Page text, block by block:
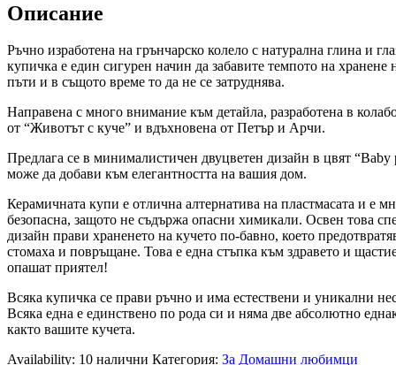
Описание
Ръчно изработена на грънчарско колело с натурална глина и
купичка е един сигурен начин да забавите темпото на хранене
пъти и в същото време то да не се затруднява.
Направена с много внимание към детайла, разработена в
от “Животът с куче” и вдъхновена от Петър и Арчи.
Предлага се в минималистичен двуцветен дизайн в цвят “Baby
може да добави към елегантността на вашия дом.
Керамичната купи е отлична алтернатива на пластмасата и е
безопасна, защото не съдържа опасни химикали. Освен това
дизайн прави храненето на кучето по-бавно, което
стомаха и повръщане. Това е една стъпка към здравето и
опашат приятел!
Всяка купичка се прави ръчно и има естествени и уникални
Всяка една е единствено по рода си и няма две абсолютно
както вашите кучета.
Availability: 10 налични Категория: За Домашни любимци